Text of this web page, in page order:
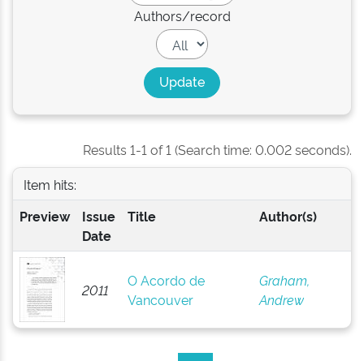
Authors/record
Results 1-1 of 1 (Search time: 0.002 seconds).
Item hits:
Preview
Issue
Date
Title Author(s)
2011
O Acordo de
Vancouver
Graham,
Andrew